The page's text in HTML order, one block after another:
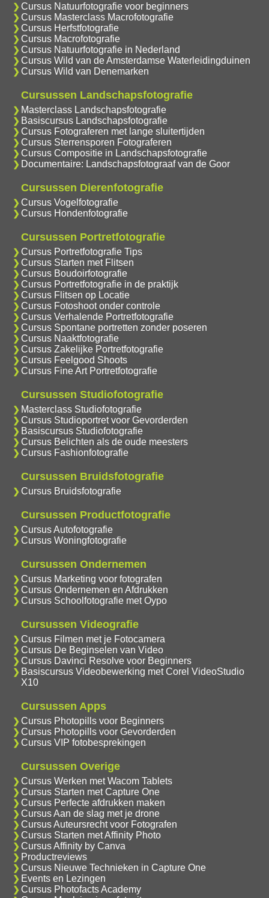
Cursus Natuurfotografie voor beginners
Cursus Masterclass Macrofotografie
Cursus Herfstfotografie
Cursus Macrofotografie
Cursus Natuurfotografie in Nederland
Cursus Wild van de Amsterdamse Waterleidingduinen
Cursus Wild van Denemarken
Cursussen Landschapsfotografie
Masterclass Landschapsfotografie
Basiscursus Landschapsfotografie
Cursus Fotograferen met lange sluitertijden
Cursus Sterrensporen Fotograferen
Cursus Compositie in Landschapsfotografie
Documentaire: Landschapsfotograaf van de Goor
Cursussen Dierenfotografie
Cursus Vogelfotografie
Cursus Hondenfotografie
Cursussen Portretfotografie
Cursus Portretfotografie Tips
Cursus Starten met Flitsen
Cursus Boudoirfotografie
Cursus Portretfotografie in de praktijk
Cursus Flitsen op Locatie
Cursus Fotoshoot onder controle
Cursus Verhalende Portretfotografie
Cursus Spontane portretten zonder poseren
Cursus Naaktfotografie
Cursus Zakelijke Portretfotografie
Cursus Feelgood Shoots
Cursus Fine Art Portretfotografie
Cursussen Studiofotografie
Masterclass Studiofotografie
Cursus Studioportret voor Gevorderden
Basiscursus Studiofotografie
Cursus Belichten als de oude meesters
Cursus Fashionfotografie
Cursussen Bruidsfotografie
Cursus Bruidsfotografie
Cursussen Productfotografie
Cursus Autofotografie
Cursus Woningfotografie
Cursussen Ondernemen
Cursus Marketing voor fotografen
Cursus Ondernemen en Afdrukken
Cursus Schoolfotografie met Oypo
Cursussen Videografie
Cursus Filmen met je Fotocamera
Cursus De Beginselen van Video
Cursus Davinci Resolve voor Beginners
Basiscursus Videobewerking met Corel VideoStudio
X10
Cursussen Apps
Cursus Photopills voor Beginners
Cursus Photopills voor Gevorderden
Cursus VIP fotobesprekingen
Cursussen Overige
Cursus Werken met Wacom Tablets
Cursus Starten met Capture One
Cursus Perfecte afdrukken maken
Cursus Aan de slag met je drone
Cursus Auteursrecht voor Fotografen
Cursus Starten met Affinity Photo
Cursus Affinity by Canva
Productreviews
Cursus Nieuwe Technieken in Capture One
Events en Lezingen
Cursus Photofacts Academy